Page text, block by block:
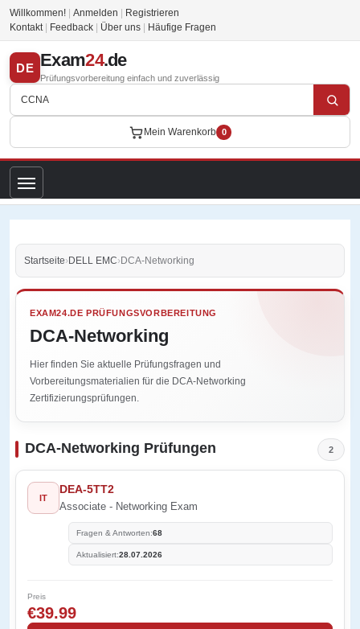
Willkommen! Anmelden
Registrieren
Kontakt
Feedback Über uns Häufige Fragen
DE Exam24.de
Prüfungsvorbereitung einfach und zuverlässig
Mein Warenkorb 0
Startseite›DELL EMC›DCA-Networking
EXAM24.DE PRÜFUNGSVORBEREITUNG
DCA-Networking
Hier finden Sie aktuelle Prüfungsfragen und
Vorbereitungsmaterialien für die DCA-Networking
Zertifizierungsprüfungen.
DCA-Networking Prüfungen 2
IT
DEA-5TT2
Associate - Networking Exam
Fragen & Antworten:68
Aktualisiert:28.07.2026
Preis
€39.99